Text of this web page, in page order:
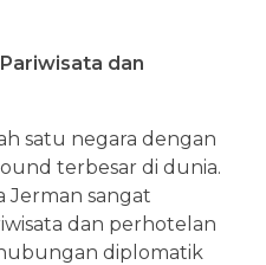
dan
satu negara dengan
terbesar di dunia.
Jerman sangat
dan perhotelan
diplomatik